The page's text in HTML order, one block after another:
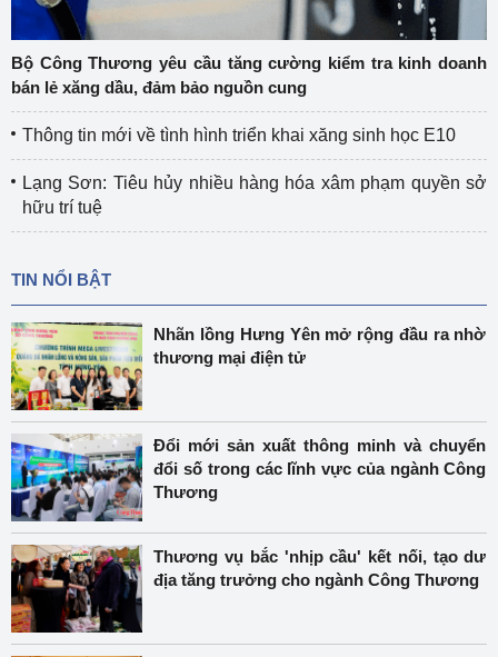
Bộ Công Thương yêu cầu tăng cường kiểm tra kinh doanh
bán lẻ xăng dầu, đảm bảo nguồn cung
Thông tin mới về tình hình triển khai xăng sinh học E10
Lạng Sơn: Tiêu hủy nhiều hàng hóa xâm phạm quyền sở
hữu trí tuệ
TIN NỔI BẬT
Nhãn lồng Hưng Yên mở rộng đầu ra nhờ
thương mại điện tử
Đổi mới sản xuất thông minh và chuyển
đổi số trong các lĩnh vực của ngành Công
Thương
Thương vụ bắc 'nhịp cầu' kết nối, tạo dư
địa tăng trưởng cho ngành Công Thương